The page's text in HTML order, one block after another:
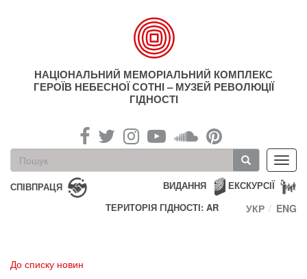
НАЦІОНАЛЬНИЙ МЕМОРІАЛЬНИЙ КОМПЛЕКС
ГЕРОЇВ НЕБЕСНОЇ СОТНІ – МУЗЕЙ РЕВОЛЮЦІЇ
ГІДНОСТІ
Пошукова
форма
Пошук
СПІВПРАЦЯ ЕКСКУРСІЇ
ВИДАННЯ
ТЕРИТОРІЯ ГІДНОСТІ: AR
УКР ENG
До списку новин